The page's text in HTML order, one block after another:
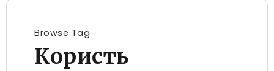
Browse Tag
Користь